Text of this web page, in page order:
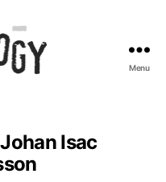
Menu
Isac